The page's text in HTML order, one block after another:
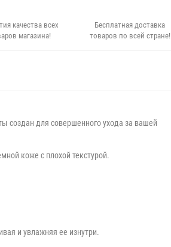
качества всех
магазина!
Бесплатная доставка
товаров по всей стране!
создан для совершенного ухода за вашей
коже с плохой текстурой.
и увлажняя ее изнутри.